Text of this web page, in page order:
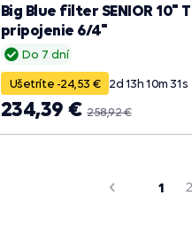
Do 7 dní
Big Blue filter SENIOR 10"
pripojenie 6/4"
Ušetríte -24,53 € 2d13h10m 30s
258,92 €
234,39 €
1 2